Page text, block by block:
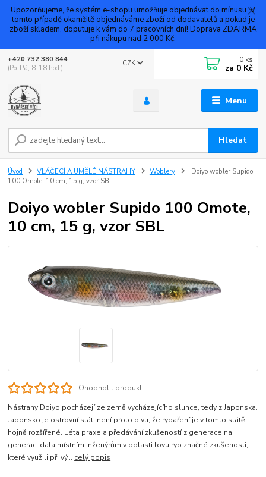
Upozorňujeme, že systém e-shopu umožňuje objednávat do mínusu. V
tomto případě okamžitě objednáváme zboží od dodavatelů a pokud je
zboží skladem, doputuje k vám do 7 pracovních dní! Doprava ZDARMA
při nákupu nad 2 000 Kč.
Menu
CZK
Hledat
+420 732 380 844
(Po-Pá, 8-18 hod.)
0 ks
za 0 Kč
Úvod VLÁČECÍ A UMĚLÉ NÁSTRAHY Woblery
Doiyo wobler Supido
100 Omote, 10 cm, 15 g, vzor SBL
Doiyo wobler Supido 100 Omote,
10 cm, 15 g, vzor SBL
Ohodnotit produkt
Nástrahy Doiyo pocházejí ze země vycházejícího slunce, tedy z Japonska.
Japonsko je ostrovní stát, není proto divu, že rybaření je v tomto státě
hojně rozšířené. Léta praxe a předávání zkušeností z generace na
generaci dala místním inženýrům v oblasti lovu ryb značné zkušenosti,
které využili při vý... celý popis